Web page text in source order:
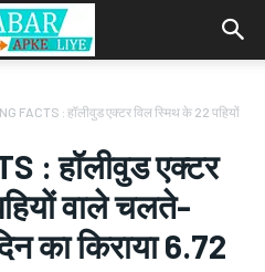
FACTS : हॉलीवुड एक्‍टर विल स्‍मिथ के 22 पहियों
: हॉलीवुड एक्‍टर
वाले चलते-
का किराया 6.72